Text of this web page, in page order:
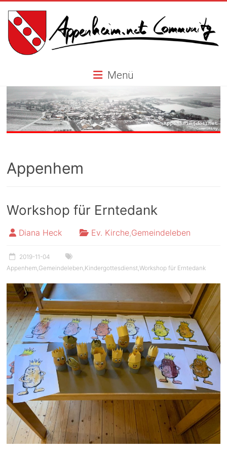
content
Appenheim.net
Community
Menü
Appenhem
Workshop für Erntedank
Diana Heck Ev. Kirche,Gemeindeleben
2019-11-04
Appenhem Gemeindeleben Kindergottesdienst ,Workshop für Erntedank